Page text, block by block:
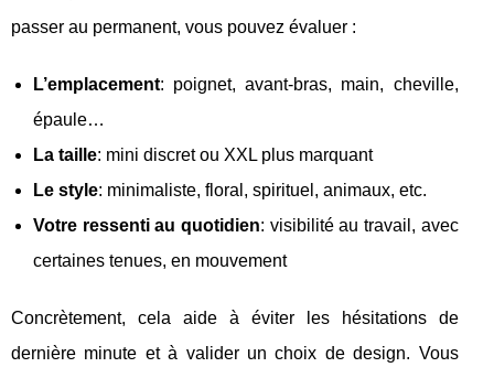
passer au permanent, vous pouvez évaluer :
L’emplacement: poignet, avant-bras, main, cheville,
épaule…
La taille: mini discret ou XXL plus marquant
Le style: minimaliste, floral, spirituel, animaux, etc.
Votre ressenti au quotidien: visibilité au travail, avec
certaines tenues, en mouvement
Concrètement, cela aide à éviter les hésitations de
dernière minute et à valider un choix de design. Vous